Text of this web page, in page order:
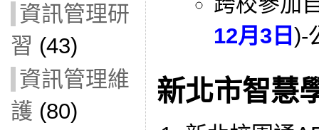
資訊管理研
習 (43)
資訊管理維
護 (80)
12月3日 )-
新北市智慧